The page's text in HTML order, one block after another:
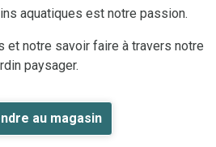
aquatiques est notre passion.
et notre savoir faire à travers notre
paysager.
au magasin